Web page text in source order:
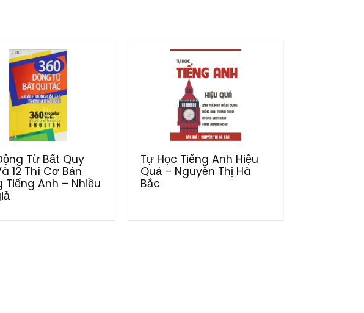
Từ Bất Quy
12 Thì Cơ Bản
Tiếng Anh – Nhiều
Tự Học Tiếng Anh Hiệu
Quả – Nguyễn Thị Hà
Bắc